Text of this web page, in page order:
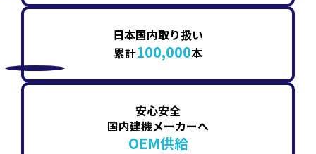
日本国内取り扱い
累計100,000本
安心安全
国内建機メーカーへ
OEM供給